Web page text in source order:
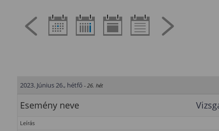
2023. Június 26., hétfő - 26. hét
Esemény neve
Leírás